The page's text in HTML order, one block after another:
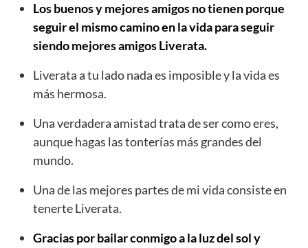
Los buenos y mejores amigos no tienen porque
seguir el mismo camino en la vida para seguir
siendo mejores amigos Liverata.
Liverata a tu lado nada es imposible y la vida es
más hermosa.
Una verdadera amistad trata de ser como eres,
aunque hagas las tonterías más grandes del
mundo.
Una de las mejores partes de mi vida consiste en
tenerte Liverata.
Gracias por bailar conmigo a la luz del sol y